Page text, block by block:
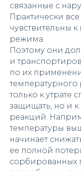
связанные с
Практически
чувствительны
режима.
Поэтому они
и
по их
только к утрате
защищать, но и
реакций.
температуры
начинает
ее полной
сорбированных